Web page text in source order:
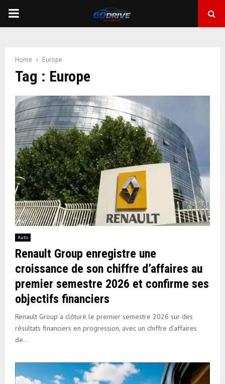
PRIMARY
Home Europe
Tag : Europe
Auto
Renault Group enregistre une
croissance de son chiffre d’affaires au
premier semestre 2026 et confirme ses
objectifs financiers
Renault Group a clôturé le premier semestre 2026 sur des
résultats financiers en progression, avec un chiffre d’affaires
de...